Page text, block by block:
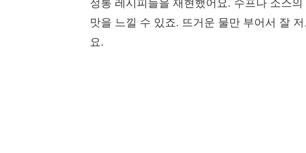
정통 레시피들을 재현했어요. 수프나 소스
맛을 느낄 수 있죠. 뜨거운 물만 부어서 잘
요.